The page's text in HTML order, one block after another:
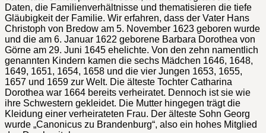
Daten, die Familienverhältnisse und thematisieren die tiefe
Gläubigkeit der Familie. Wir erfahren, dass der Vater Hans
Christoph von Bredow am 5. November 1623 geboren wurde
und die am 6. Januar 1622 geborene Barbara Dorothea von
Görne am 29. Juni 1645 ehelichte. Von den zehn namentlich
genannten Kindern kamen die sechs Mädchen 1646, 1648,
1649, 1651, 1654, 1658 und die vier Jungen 1653, 1655,
1657 und 1659 zur Welt. Die älteste Tochter Catharina
Dorothea war 1664 bereits verheiratet. Dennoch ist sie wie
ihre Schwestern gekleidet. Die Mutter hingegen trägt die
Kleidung einer verheirateten Frau. Der älteste Sohn Georg
wurde „Canonicus zu Brandenburg“, also ein hohes Mitglied